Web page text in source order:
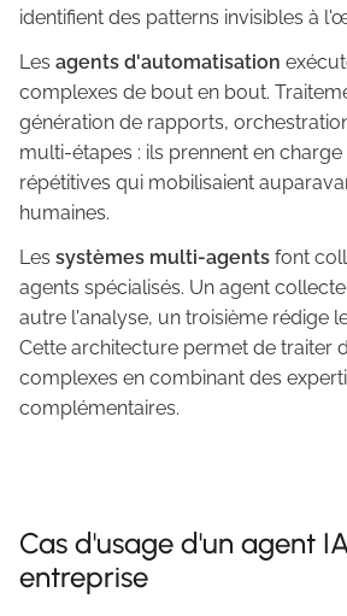
identifient des patterns invisibles à
Les agents d'automatisation
complexes de bout en bout.
génération de rapports,
multi-étapes : ils prennent en charge
répétitives qui mobilisaient
humaines.
Les systèmes multi-agents font
agents spécialisés. Un agent
autre l'analyse, un troisième rédige
Cette architecture permet de traiter
complexes en combinant des
complémentaires.
Cas d'usage d'un agent
entreprise